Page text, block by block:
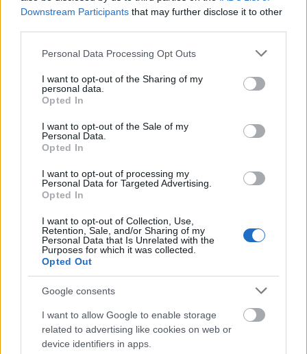
Downstream Participants that may further disclose it to other
Please note that this website/app uses one or more Google
not limited to your visit or usage behaviour. You may click to
grant or deny consent to Google and its third-party tags to
use your data for below specified purposes in below Google
consent section.
Personal Data Processing Opt Outs
I want to opt-out of the Sharing of my
personal data.
Opted In
I want to opt-out of the Sale of my
Personal Data.
Opted In
I want to opt-out of processing my
Personal Data for Targeted Advertising.
Opted In
I want to opt-out of Collection, Use,
Retention, Sale, and/or Sharing of my
Personal Data that Is Unrelated with the
Purposes for which it was collected.
Opted Out
Google consents
I want to allow Google to enable storage
related to advertising like cookies on web or
device identifiers in apps.
zlepšit zdraví a imunitu. Pro ty, kteří se zaměřují na
Účinky MSM na zdraví kůže
Methylsulfonylmetan (MSM) je průlom v péči o pleť
a poskytuje kosmetické i dermatologické výhody. Je
známý svou schopností posilovat keratin, klíčový
protein v pokožce, vlasech a nehtech. Toto
posilování vede ke zdravější a odolnější pokožce.
zánět kůže, který je klíčovým faktorem u mnoha
kožních onemocnění. Pomáhá také hydratovat
pokožku, což vede k hladší a pružnější textuře. Pro
ty, kteří bojují se zánětlivými kožními problémy,
jako je rosacea, může MSM pomoci zmírnit příznaky
Lokální aplikace MSM prokázala významné zlepšení
textury a vzhledu pleti. Uživatelé často uvádějí